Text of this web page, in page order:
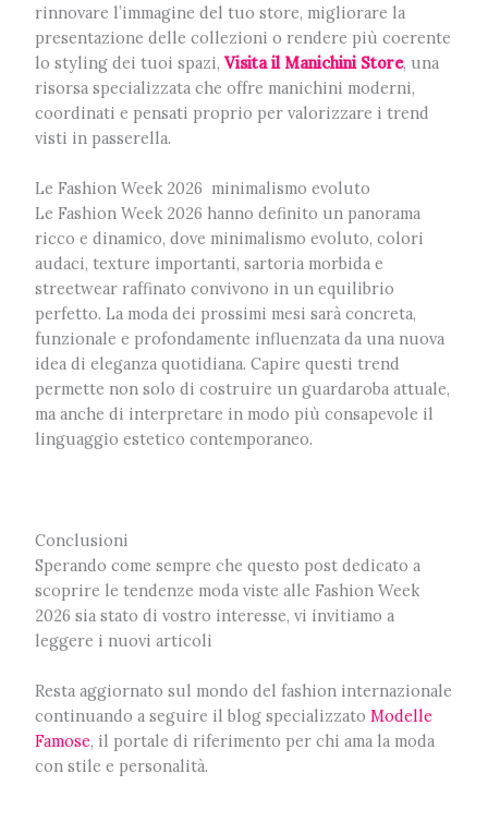
rinnovare l’immagine del tuo store, migliorare la
presentazione delle collezioni o rendere più coerente
lo styling dei tuoi spazi, Visita il Manichini Store, una
risorsa specializzata che offre manichini moderni,
coordinati e pensati proprio per valorizzare i trend
visti in passerella.
Le Fashion Week 2026 minimalismo evoluto
Le Fashion Week 2026 hanno definito un panorama
ricco e dinamico, dove minimalismo evoluto, colori
audaci, texture importanti, sartoria morbida e
streetwear raffinato convivono in un equilibrio
perfetto. La moda dei prossimi mesi sarà concreta,
funzionale e profondamente influenzata da una nuova
idea di eleganza quotidiana. Capire questi trend
permette non solo di costruire un guardaroba attuale,
ma anche di interpretare in modo più consapevole il
linguaggio estetico contemporaneo.
Conclusioni
Sperando come sempre che questo post dedicato a
scoprire le tendenze moda viste alle Fashion Week
2026 sia stato di vostro interesse, vi invitiamo a
leggere i nuovi articoli
Resta aggiornato sul mondo del fashion internazionale
continuando a seguire il blog specializzato Modelle
Famose, il portale di riferimento per chi ama la moda
con stile e personalità.